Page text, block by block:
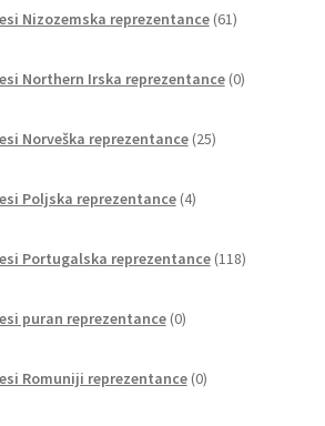
Nizozemska reprezentance 61izdelkov
Northern Irska reprezentance 0izdelkov
Norveška reprezentance 25izdelkov
Poljska reprezentance 4izdelki
Portugalska reprezentance 118izdelkov
puran reprezentance 0izdelkov
Romuniji reprezentance 0izdelkov